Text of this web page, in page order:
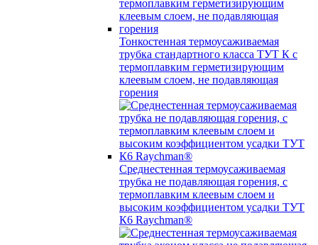
Тонкостенная термоусаживаемая
трубка стандартного класса ТУТ К с
термоплавким герметизирующим
клеевым слоем, не подавляющая
горения
Среднестенная термоусаживаемая
трубка не подавляющая горения, с
термоплавким клеевым слоем и
высоким коэффициентом усадки ТУТ
К6 Raychman®